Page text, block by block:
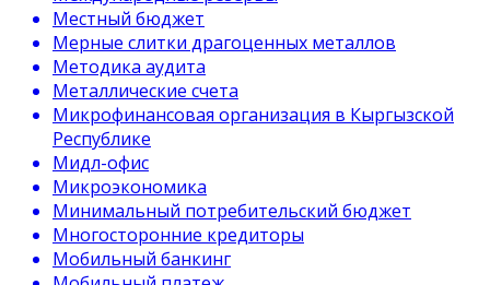
Местный бюджет
Мерные слитки драгоценных металлов
Методика аудита
Металлические счета
Микрофинансовая организация в Кыргызской
Республике
Мидл-офис
Микроэкономика
Минимальный потребительский бюджет
Многосторонние кредиторы
Мобильный банкинг